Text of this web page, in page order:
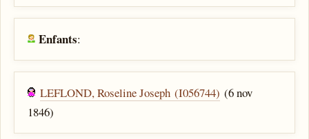
Enfants:
LEFLOND, Roseline Joseph (I056744) (6 nov
1846)